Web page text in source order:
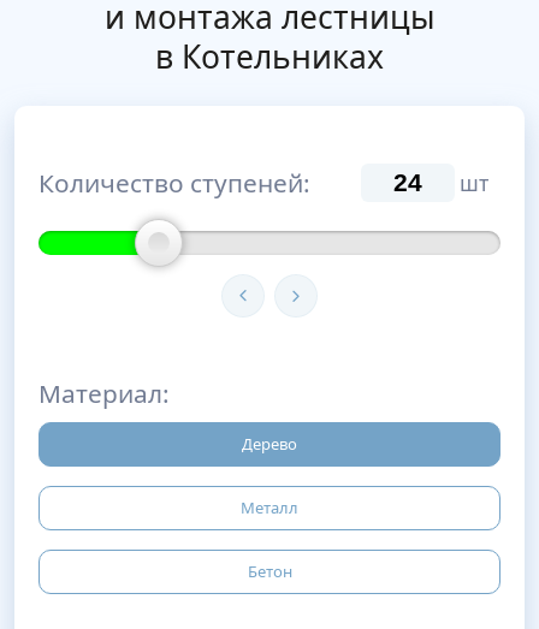
и монтажа лестницы
в Котельниках
Количество ступеней: шт
Материал:
Дерево
Металл
Бетон